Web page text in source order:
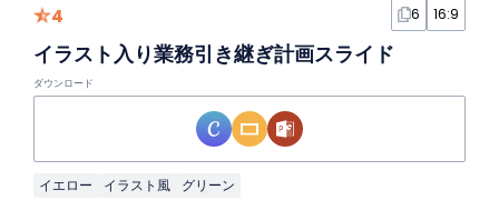
4 6 16:9
イラスト入り業務引き継ぎ計画スライド
ダウンロード
イエロー イラスト風 グリーン